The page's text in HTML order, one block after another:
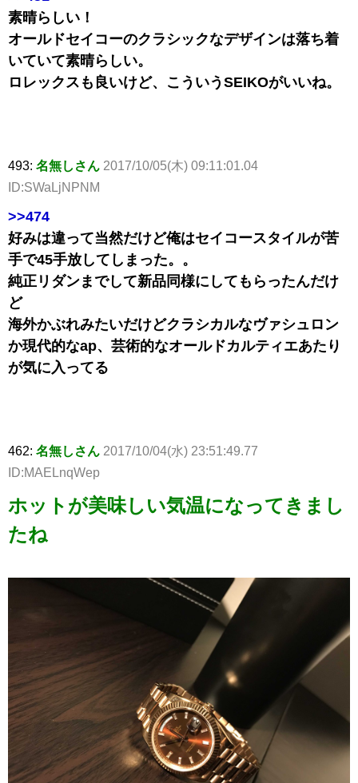
素晴らしい！
オールドセイコーのクラシックなデザインは落ち着
いていて素晴らしい。
ロレックスも良いけど、こういうSEIKOがいいね。
493: 名無しさん 2017/10/05(木) 09:11:01.04
ID:SWaLjNPNM
>>474
好みは違って当然だけど俺はセイコースタイルが苦
手で45手放してしまった。。
純正リダンまでして新品同様にしてもらったんだけ
ど
海外かぶれみたいだけどクラシカルなヴァシュロン
か現代的なap、芸術的なオールドカルティエあたり
が気に入ってる
462: 名無しさん 2017/10/04(水) 23:51:49.77
ID:MAELnqWep
ホットが美味しい気温になってきまし
たね